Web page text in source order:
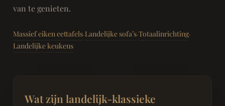
van te genieten.
Massief eiken eettafels·Landelijke sofa’s·Totaalinrichting·
Landelijke keukens
Wat zijn landelijk-klassieke